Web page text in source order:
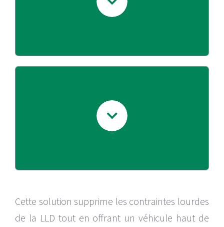
parfaitement adaptés à l’évolution de
disponibles en 24 h pour démarrer
rapidement.
Cette solution supprime les contraintes lourdes
de la LLD tout en offrant un véhicule haut de